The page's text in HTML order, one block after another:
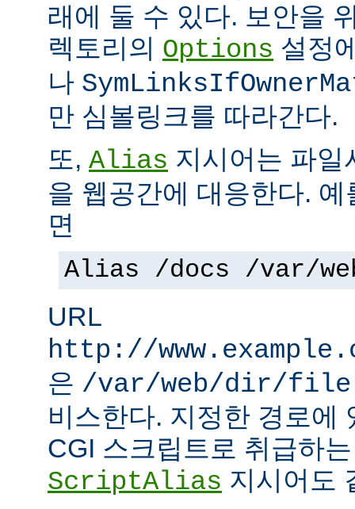
래에 둘 수 있다. 보안을
렉토리의 Options 설정
나
만 심볼링크를 따라간다.
또, Alias 지시어는 파일
을 웹공간에 대응한다.
면
Alias /docs /var/
URL
http://
은 /var/web/dir/
비스한다. 지정한 경로에
CGI 스크립트로 취급하
ScriptAlias 지시어도